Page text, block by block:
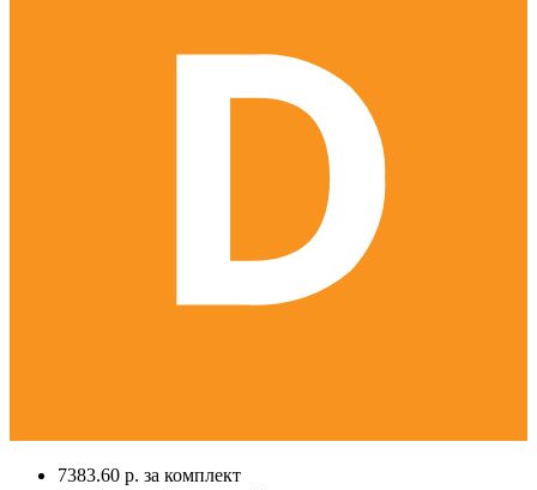
7383.60 р. за комплект